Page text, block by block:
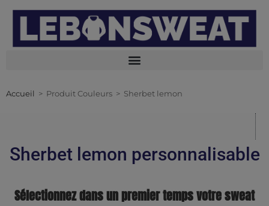
Accueil > Produit Couleurs > Sherbet lemon
Sherbet lemon personnalisable
Sélectionnez dans un premier temps votre sweat